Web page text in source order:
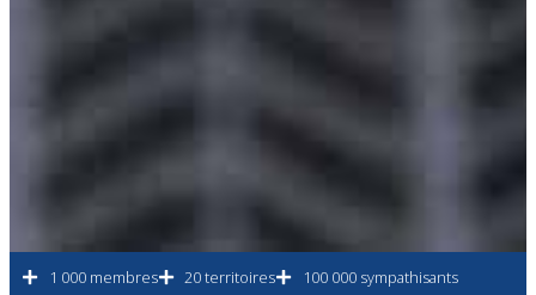
1 000 membres 20 territoires
100 000 sympathisants